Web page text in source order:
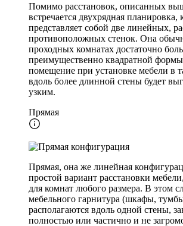
Помимо расстановок, описанных
встречается двухрядная планировка,
представляет собой две линейных,
противоположных стенок. Она
проходных комнатах достаточно
преимущественно квадратной
помещение при установке мебели в
вдоль более длинной стены будет
узким.
Прямая
Прямая, она же линейная
простой вариант расстановки
для комнат любого размера. В этом
мебельного гарнитура (шкафы,
располагаются вдоль одной стены,
полностью или частично и не